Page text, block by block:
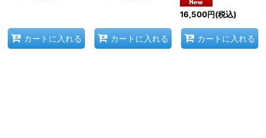
カートに入れる カートに入れる
16,500円(税込)
カートに入れる